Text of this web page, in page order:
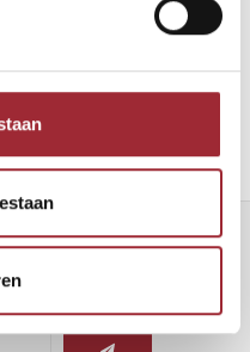
en aanbiedingen via email